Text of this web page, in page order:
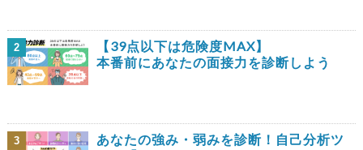
2
【39点以下は危険度MAX】
本番前にあなたの面接力を診断しよう
3
あなたの強み・弱みを診断！自己分析ツ